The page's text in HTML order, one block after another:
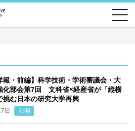
報・前編】科学技術・学術審議会・大
化部会第7回 文科省×経産省が「縦横
挑む日本の研究大学再興
日 公開